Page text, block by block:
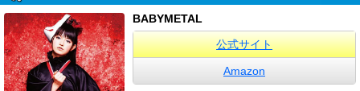
BABYMETAL
公式サイト
Amazon